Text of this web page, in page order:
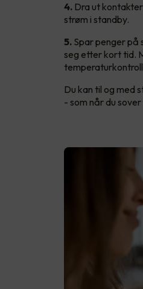
4. Dra ut
strøm i standby.
5. Spar penger på
seg etter kort tid.
Du kan til og med
- som når du